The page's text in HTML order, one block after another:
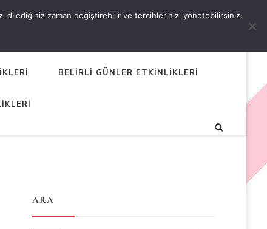
BELİRLİ GÜNLER ETKİNLİKLERİ
ARA
dilediğiniz zaman değiştirebilir ve tercihlerinizi yönetebilirsiniz.